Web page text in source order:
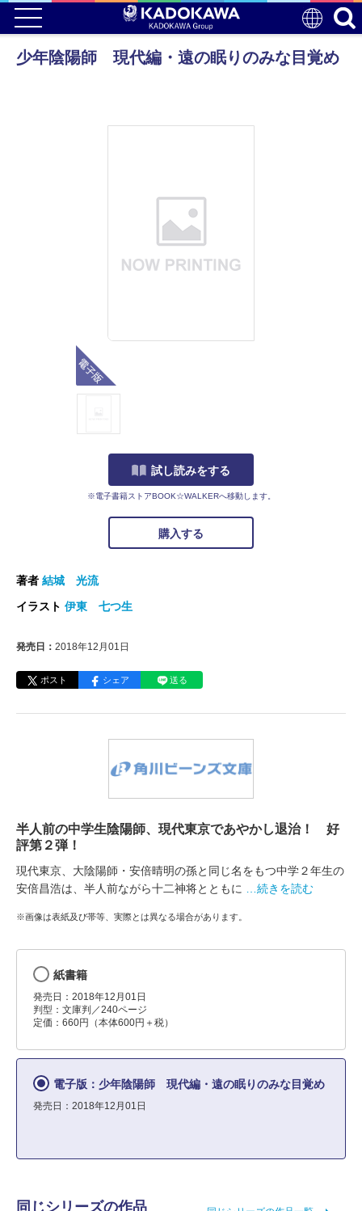
少年陰陽師 現代編・遠の眠りのみな目覚め
試し読みをする
※電子書籍ストアBOOK☆WALKERへ移動します。
購入する
著者 結城 光流
イラスト 伊東 七つ生
発売日： 2018年12月01日
ポスト シェア 送る
半人前の中学生陰陽師、現代東京であやかし退治！ 好
評第２弾！
現代東京、大陰陽師・安倍晴明の孫と同じ名をもつ中学２年生の
安倍昌浩は、半人前ながら十二神将とともに
…続きを読む
※画像は表紙及び帯等、実際とは異なる場合があります。
紙書籍
発売日：2018年12月01日
判型：文庫判／240ページ
定価：660円（本体600円＋税）
電子版：少年陰陽師 現代編・遠の眠りのみな目覚め
発売日：2018年12月01日
同じシリーズの作品